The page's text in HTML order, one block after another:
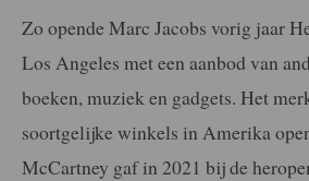
Zo opende Marc Jacobs vorig jaar
Los Angeles met een aanbod van
boeken, muziek en gadgets. Het
soortgelijke winkels in Amerika
McCartney gaf in 2021 bij de